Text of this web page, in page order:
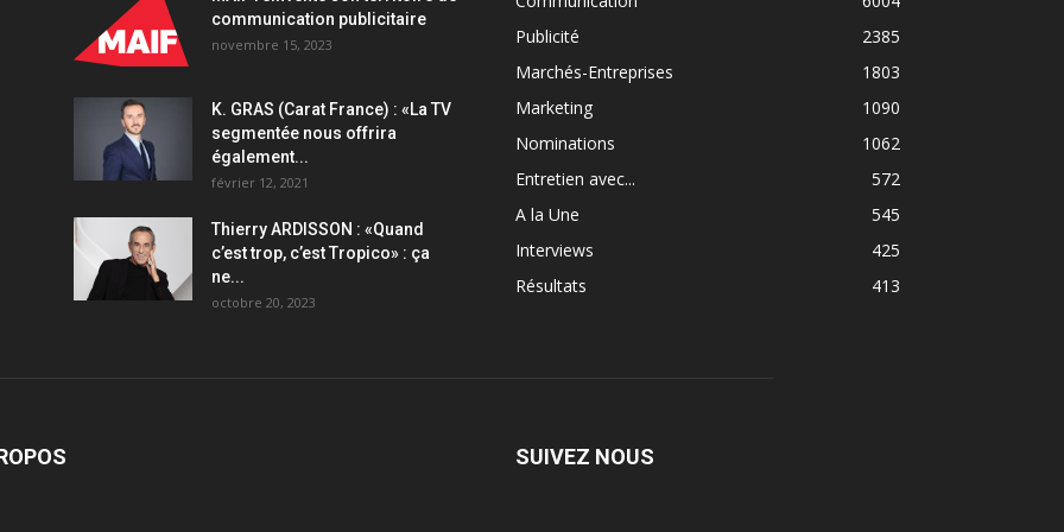
communication publicitaire
novembre 15, 2023
K. GRAS (Carat France) : «La TV
segmentée nous offrira
également...
février 12, 2021
Thierry ARDISSON : «Quand
c’est trop, c’est Tropico» : ça
ne...
octobre 20, 2023
Publicité
2385
Marchés-Entreprises
1803
Marketing
1090
Nominations
1062
Entretien avec...
572
A la Une
545
Interviews
425
Résultats
413
SUIVEZ NOUS